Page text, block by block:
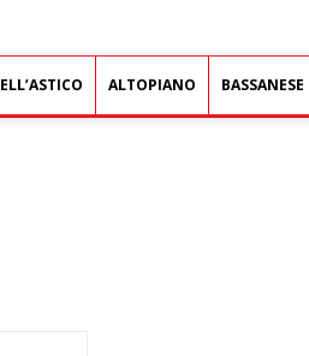
ALTOPIANO BASSANESE